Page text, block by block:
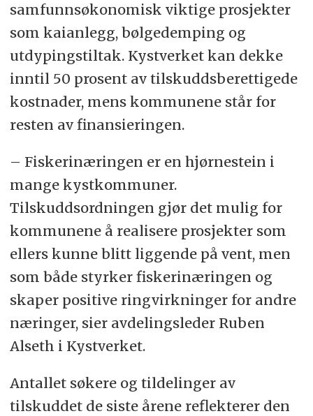
samfunnsøkonomisk viktige prosjekter
som kaianlegg, bølgedemping og
utdypingstiltak. Kystverket kan dekke
inntil 50 prosent av tilskuddsberettigede
kostnader, mens kommunene står for
resten av finansieringen.
– Fiskerinæringen er en hjørnestein i
mange kystkommuner.
Tilskuddsordningen gjør det mulig for
kommunene å realisere prosjekter som
ellers kunne blitt liggende på vent, men
som både styrker fiskerinæringen og
skaper positive ringvirkninger for andre
næringer, sier avdelingsleder Ruben
Alseth i Kystverket.
Antallet søkere og tildelinger av
tilskuddet de siste årene reflekterer den